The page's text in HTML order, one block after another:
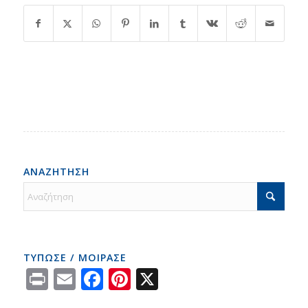
ΑΝΑΖΗΤΗΣΗ
ΤΥΠΩΣΕ / ΜΟΙΡΑΣΕ
PrintEmailFacebook
Pinterest
X